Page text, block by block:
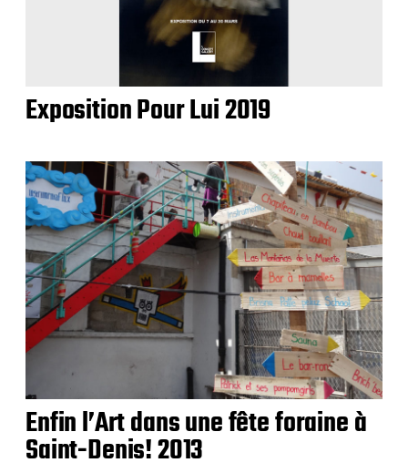
Exposition Pour Lui 2019
Enfin l’Art dans une fête foraine à
Saint-Denis! 2013